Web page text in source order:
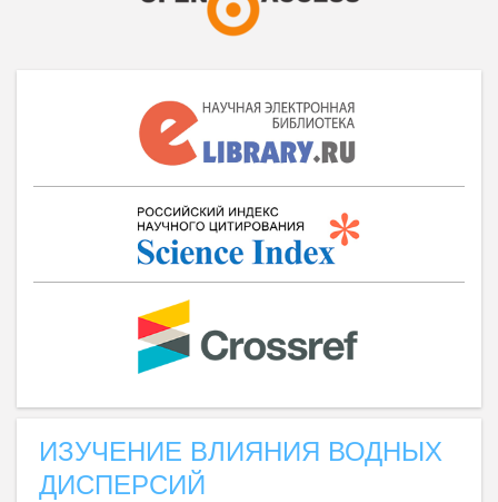
ИЗУЧЕНИЕ ВЛИЯНИЯ ВОДНЫХ
ДИСПЕРСИЙ